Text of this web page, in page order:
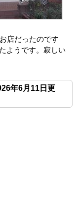
店だったのです
ようです。寂しい
年6月11日更